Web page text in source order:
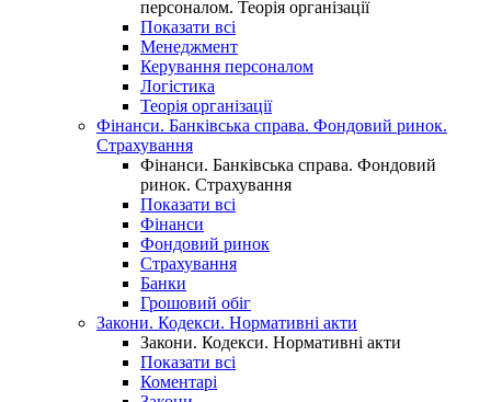
персоналом. Теорія організації
Показати всі
Менеджмент
Керування персоналом
Логістика
Теорія організації
Фінанси. Банківська справа. Фондовий ринок.
Страхування
Фінанси. Банківська справа. Фондовий
ринок. Страхування
Показати всі
Фінанси
Фондовий ринок
Страхування
Банки
Грошовий обіг
Закони. Кодекси. Нормативні акти
Закони. Кодекси. Нормативні акти
Показати всі
Коментарі